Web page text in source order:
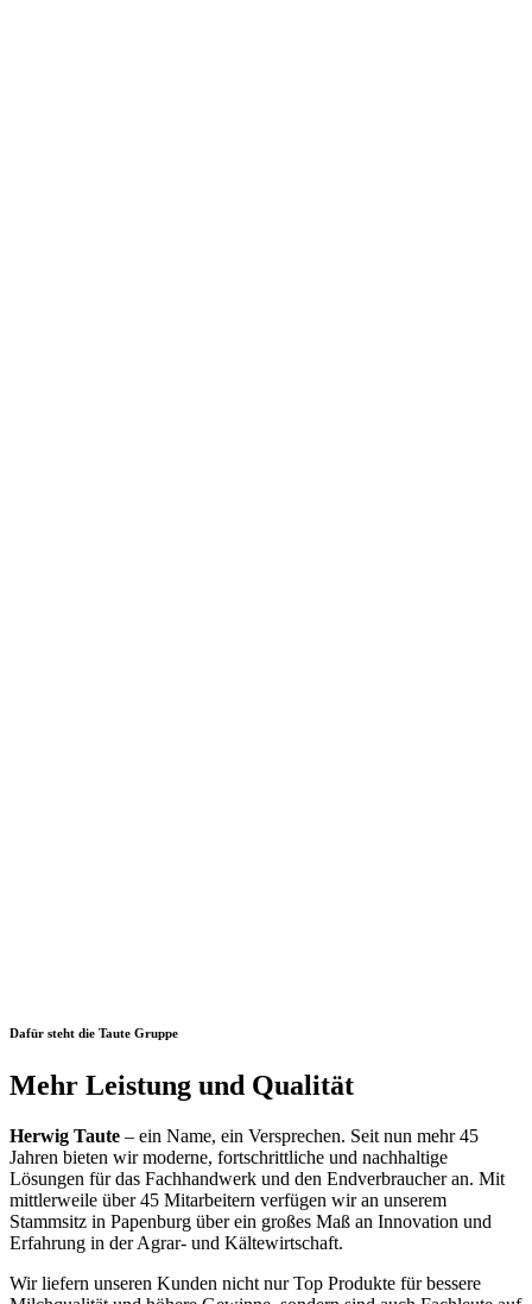
Dafür steht die Taute Gruppe
Mehr Leistung und Qualität
Herwig Taute – ein Name, ein Versprechen. Seit nun mehr 45
Jahren bieten wir moderne, fortschrittliche und nachhaltige
Lösungen für das Fachhandwerk und den Endverbraucher an. Mit
mittlerweile über 45 Mitarbeitern verfügen wir an unserem
Stammsitz in Papenburg über ein großes Maß an Innovation und
Erfahrung in der Agrar- und Kältewirtschaft.
Wir liefern unseren Kunden nicht nur Top Produkte für bessere